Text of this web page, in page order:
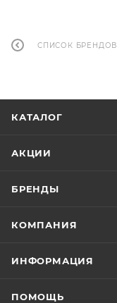
СПИСОК БРЕНДОВ
КАТАЛОГ
АКЦИИ
БРЕНДЫ
КОМПАНИЯ
ИНФОРМАЦИЯ
ПОМОЩЬ